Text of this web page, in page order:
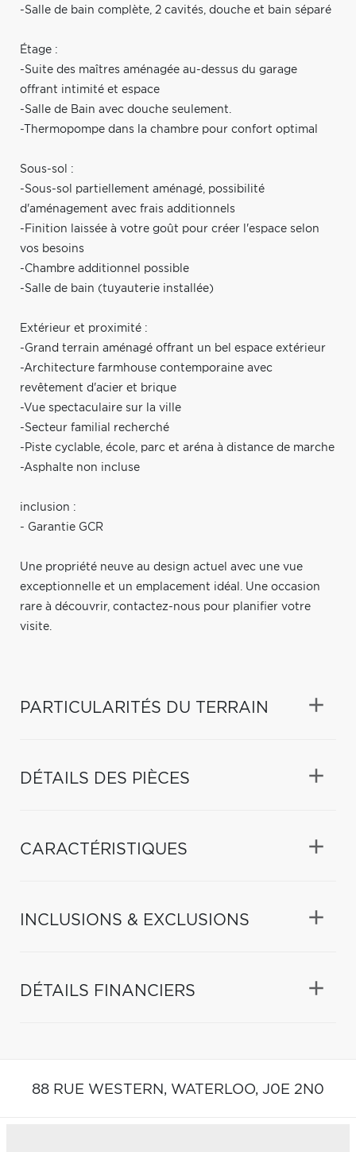
-Salle de bain complète, 2 cavités, douche et bain séparé
Étage :
-Suite des maîtres aménagée au-dessus du garage
offrant intimité et espace
-Salle de Bain avec douche seulement.
-Thermopompe dans la chambre pour confort optimal
Sous-sol :
-Sous-sol partiellement aménagé, possibilité
d'aménagement avec frais additionnels
-Finition laissée à votre goût pour créer l'espace selon
vos besoins
-Chambre additionnel possible
-Salle de bain (tuyauterie installée)
Extérieur et proximité :
-Grand terrain aménagé offrant un bel espace extérieur
-Architecture farmhouse contemporaine avec
revêtement d'acier et brique
-Vue spectaculaire sur la ville
-Secteur familial recherché
-Piste cyclable, école, parc et aréna à distance de marche
-Asphalte non incluse
inclusion :
- Garantie GCR
Une propriété neuve au design actuel avec une vue
exceptionnelle et un emplacement idéal. Une occasion
rare à découvrir, contactez-nous pour planifier votre
visite.
PARTICULARITÉS DU TERRAIN
DÉTAILS DES PIÈCES
CARACTÉRISTIQUES
INCLUSIONS & EXCLUSIONS
DÉTAILS FINANCIERS
88 RUE WESTERN, WATERLOO, J0E 2N0